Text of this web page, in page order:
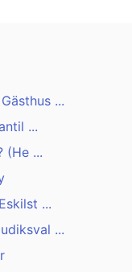
...
...
(He ...
...
...